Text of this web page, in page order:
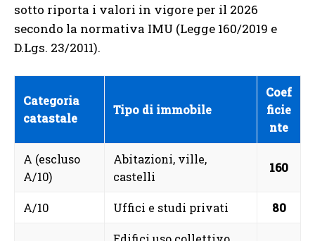
sotto riporta i valori in vigore per il 2026
secondo la normativa IMU (Legge 160/2019 e
D.Lgs. 23/2011).
Categoria
catastale
Tipo di immobile
Coef
ficie
nte
A (escluso
A/10)
Abitazioni, ville,
castelli
160
A/10 Uffici e studi privati 80